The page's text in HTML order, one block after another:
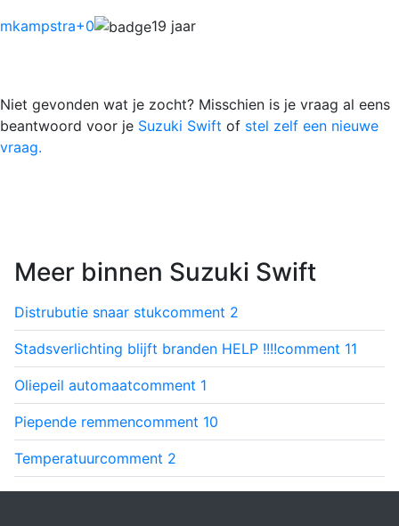
mkampstra+0 19 jaar
Niet gevonden wat je zocht? Misschien is je vraag al eens
beantwoord voor je Suzuki Swift of stel zelf een nieuwe
vraag.
Meer binnen Suzuki Swift
Distrubutie snaar stukcomment 2
Stadsverlichting blijft branden HELP !!!!comment 11
Oliepeil automaatcomment 1
Piepende remmencomment 10
Temperatuurcomment 2